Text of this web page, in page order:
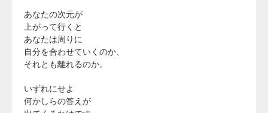
あなたの次元が
上がって行くと
あなたは周りに
自分を合わせていくのか、
それとも離れるのか。
いずれにせよ
何かしらの答えが